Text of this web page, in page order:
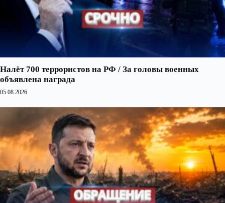
Налёт 700 террористов на РФ / За головы военных
объявлена награда
05.08.2026